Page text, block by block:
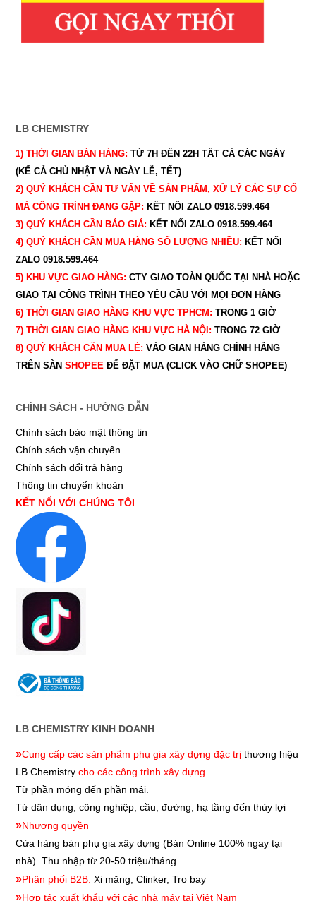
LB CHEMISTRY
1) THỜI GIAN BÁN HÀNG: TỪ 7H ĐẾN 22H TẤT CẢ CÁC NGÀY
(KỂ CẢ CHỦ NHẬT VÀ NGÀY LỄ, TẾT)
2) QUÝ KHÁCH CẦN TƯ VẤN VỀ SẢN PHẨM, XỬ LÝ CÁC SỰ CỐ
MÀ CÔNG TRÌNH ĐANG GẶP: KẾT NỐI ZALO 0918.599.464
3) QUÝ KHÁCH CẦN BÁO GIÁ: KẾT NỐI ZALO 0918.599.464
4) QUÝ KHÁCH CẦN MUA HÀNG SỐ LƯỢNG NHIỀU: KẾT NỐI
ZALO 0918.599.464
5) KHU VỰC GIAO HÀNG: CTY GIAO TOÀN QUỐC TẠI NHÀ HOẶC
GIAO TẠI CÔNG TRÌNH THEO YÊU CẦU VỚI MỌI ĐƠN HÀNG
6) THỜI GIAN GIAO HÀNG KHU VỰC TPHCM: TRONG 1 GIỜ
7) THỜI GIAN GIAO HÀNG KHU VỰC HÀ NỘI: TRONG 72 GIỜ
8) QUÝ KHÁCH CẦN MUA LẺ: VÀO GIAN HÀNG CHÍNH HÃNG
TRÊN SÀN SHOPEEĐỂ ĐẶT MUA (CLICK VÀO CHỮ SHOPEE)
CHÍNH SÁCH - HƯỚNG DẪN
Chính sách bảo mật thông tin
Chính sách vận chuyển
Chính sách đổi trả hàng
Thông tin chuyển khoản
KẾT NỐI VỚI CHÚNG TÔI
LB CHEMISTRY KINH DOANH
»Cung cấp các sản phẩm phụ gia xây dựng đặc trị thương hiệu
LB Chemistrycho các công trình xây dựng
Từ phần móng đến phần mái.
Từ dân dụng, công nghiệp, cầu, đường, hạ tầng đến thủy lợi
»Nhượng quyền
Cửa hàng bán phụ gia xây dựng (Bán Online 100% ngay tại
nhà). Thu nhập từ 20-50 triệu/tháng
»Phân phối B2B: Xi măng, Clinker, Tro bay
»Hợp tác xuất khẩu với các nhà máy tại Việt Nam